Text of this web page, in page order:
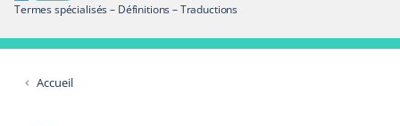
Termes spécialisés – Définitions – Traductions
Accueil